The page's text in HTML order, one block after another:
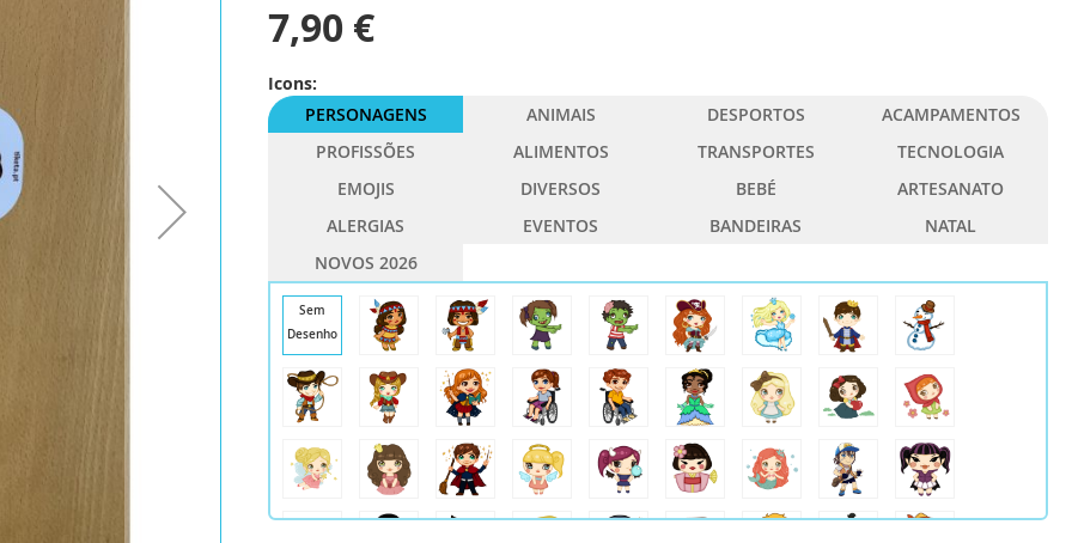
7,90 €
Icons:
PERSONAGENS
ANIMAIS DESPORTOS
ACAMPAMENTOS
PROFISSÕES
ALIMENTOS TRANSPORTES
TECNOLOGIA
EMOJIS
DIVERSOS BEBÉ
ARTESANATO
ALERGIAS
EVENTOS BANDEIRAS
NATAL
NOVOS 2026
Sem
Desenho